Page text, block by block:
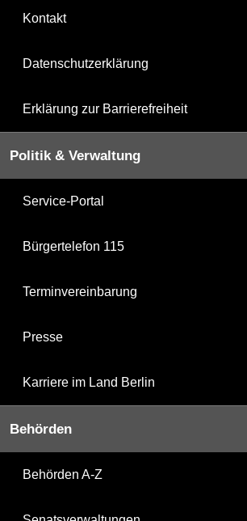
Kontakt
Datenschutzerklärung
Erklärung zur Barrierefreiheit
Politik & Verwaltung
Service-Portal
Bürgertelefon 115
Terminvereinbarung
Presse
Karriere im Land Berlin
Behörden
Behörden A-Z